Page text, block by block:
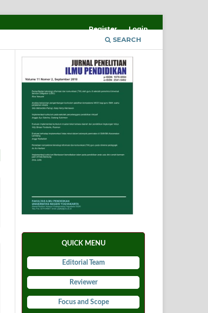
SEARCH
Register Login
QUICK MENU
Editorial Team
Reviewer
Focus and Scope